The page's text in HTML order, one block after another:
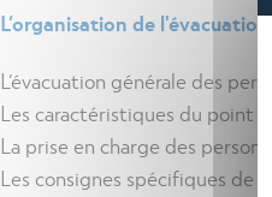
L’organisation de l'évacuation
L’évacuation générale des
Les caractéristiques du point
La prise en charge des
Les consignes spécifiques de